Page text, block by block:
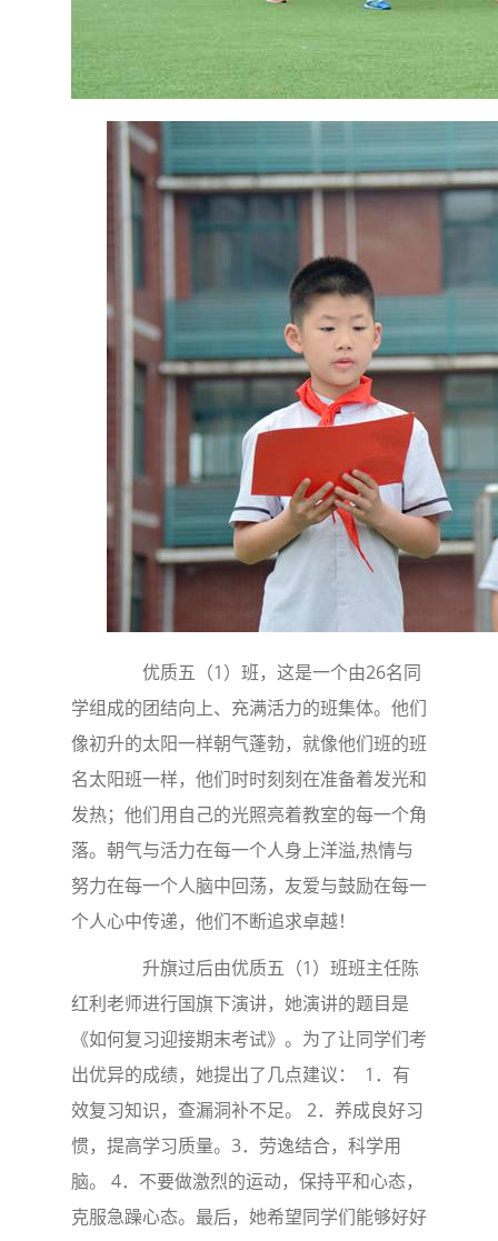
优质五（1）班，这是一个由26名同
学组成的团结向上、充满活力的班集体。他们
像初升的太阳一样朝气蓬勃，就像他们班的班
名太阳班一样，他们时时刻刻在准备着发光和
发热；他们用自己的光照亮着教室的每一个角
落。朝气与活力在每一个人身上洋溢,热情与
努力在每一个人脑中回荡，友爱与鼓励在每一
个人心中传递，他们不断追求卓越！
升旗过后由优质五（1）班班主任陈
红利老师进行国旗下演讲，她演讲的题目是
《如何复习迎接期末考试》。为了让同学们考
出优异的成绩，她提出了几点建议： 1．有
效复习知识，查漏洞补不足。 2．养成良好习
惯，提高学习质量。3．劳逸结合，科学用
脑。 4．不要做激烈的运动，保持平和心态，
克服急躁心态。最后，她希望同学们能够好好